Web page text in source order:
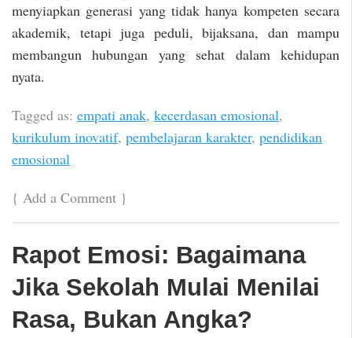
menyiapkan generasi yang tidak hanya kompeten secara
akademik, tetapi juga peduli, bijaksana, dan mampu
membangun hubungan yang sehat dalam kehidupan
nyata.
Tagged as: empati anak, kecerdasan emosional,
kurikulum inovatif, pembelajaran karakter, pendidikan
emosional
{ Add a Comment }
Rapot Emosi: Bagaimana
Jika Sekolah Mulai Menilai
Rasa, Bukan Angka?